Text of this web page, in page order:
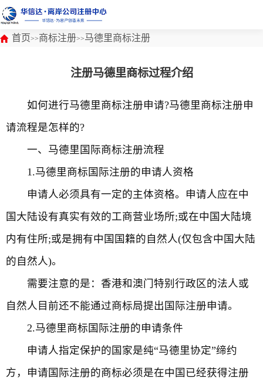
首页>>商标注册>>马德里商标注册
注册马德里商标过程介绍
如何进行马德里商标注册申请?马德里商标注册申
请流程是怎样的?
一、马德里国际商标注册流程
1.马德里商标国际注册的申请人资格
申请人必须具有一定的主体资格。申请人应在中
国大陆设有真实有效的工商营业场所;或在中国大陆境
内有住所;或是拥有中国国籍的自然人(仅包含中国大陆
的自然人)。
需要注意的是：香港和澳门特别行政区的法人或
自然人目前还不能通过商标局提出国际注册申请。
2.马德里商标国际注册的申请条件
申请人指定保护的国家是纯“马德里协定”缔约
方，申请国际注册的商标必须是在中国已经获得注册